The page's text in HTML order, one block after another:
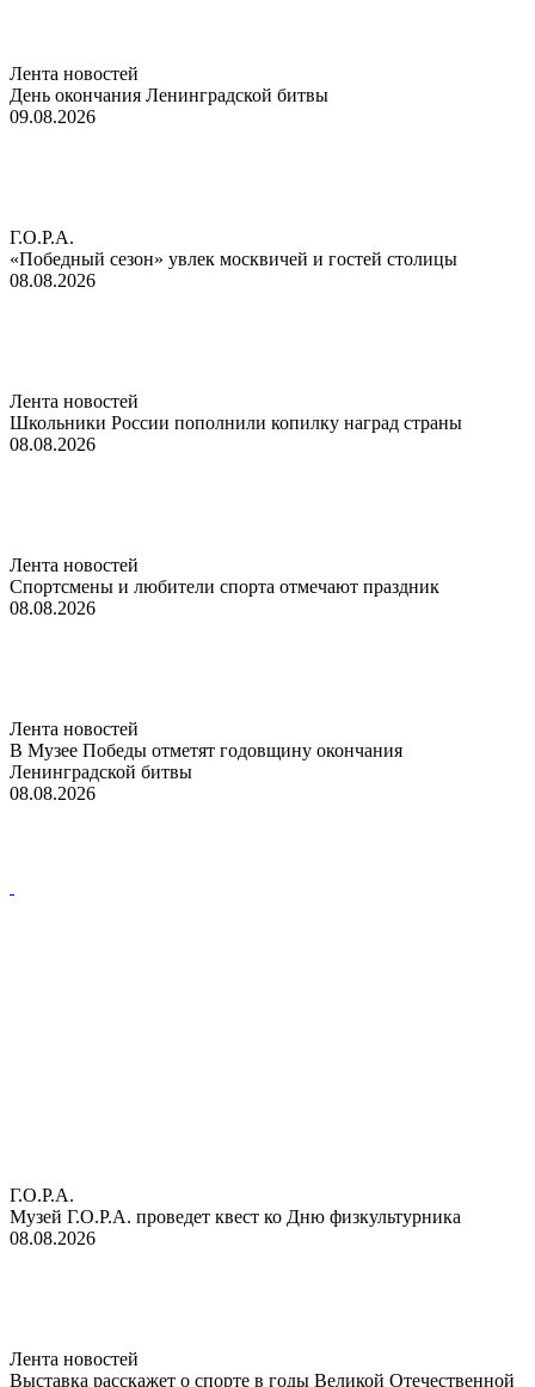
Лента новостей
День окончания Ленинградской битвы
09.08.2026
Г.О.Р.А.
«Победный сезон» увлек москвичей и гостей столицы
08.08.2026
Лента новостей
Школьники России пополнили копилку наград страны
08.08.2026
Лента новостей
Спортсмены и любители спорта отмечают праздник
08.08.2026
Лента новостей
В Музее Победы отметят годовщину окончания
Ленинградской битвы
08.08.2026
Г.О.Р.А.
Музей Г.О.Р.А. проведет квест ко Дню физкультурника
08.08.2026
Лента новостей
Выставка расскажет о спорте в годы Великой Отечественной